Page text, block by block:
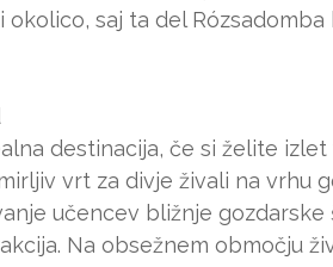
saj ta del
destinacija, če si želite
vrt za divje živali na vrhu
učencev bližnje
Na obsežnem območju